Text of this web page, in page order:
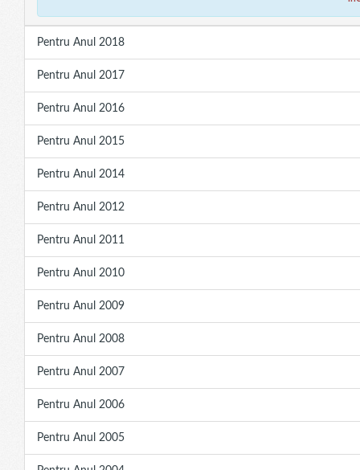
Pentru Anul 2018
Pentru Anul 2017
Pentru Anul 2016
Pentru Anul 2015
Pentru Anul 2014
Pentru Anul 2012
Pentru Anul 2011
Pentru Anul 2010
Pentru Anul 2009
Pentru Anul 2008
Pentru Anul 2007
Pentru Anul 2006
Pentru Anul 2005